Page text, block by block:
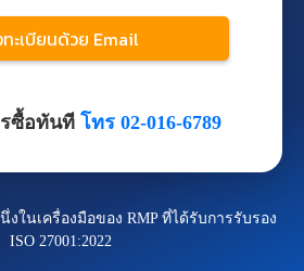
ซื้อทันที โทร 02-016-6789
นึ่งในเครื่องมือของ RMP ที่ได้รับการรับรอง
ISO 27001:2022